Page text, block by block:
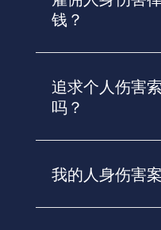
钱？
追求个人伤害
吗？
我的人身伤害